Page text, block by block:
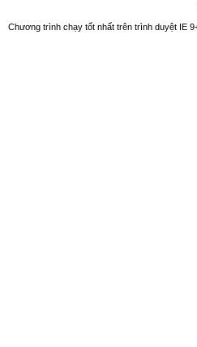
Chương trình chạy tốt nhất trên trình duyệt IE